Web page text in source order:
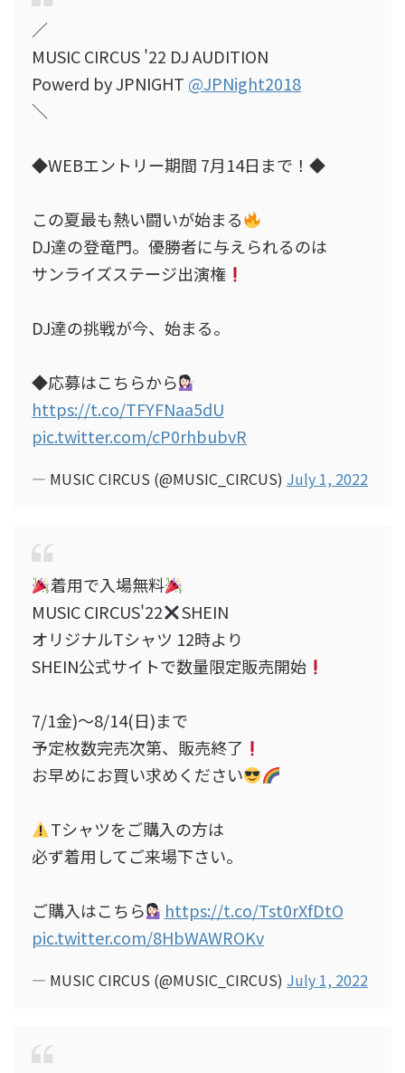
／
MUSIC CIRCUS '22 DJ AUDITION
Powerd by JPNIGHT @JPNight2018
＼
◆WEBエントリー期間 7月14日まで！◆
この夏最も熱い闘いが始まる
DJ達の登竜門。優勝者に与えられるのは
サンライズステージ出演権
DJ達の挑戦が今、始まる。
◆応募はこちらから
https://t.co/TFYFNaa5dU
pic.twitter.com/cP0rhbubvR
— MUSIC CIRCUS (@MUSIC_CIRCUS) July 1, 2022
着用で入場無料
MUSIC CIRCUS'22
SHEIN
オリジナルTシャツ 12時より
SHEIN公式サイトで数量限定販売開始
7/1金)〜8/14(日)まで
予定枚数完売次第、販売終了
お早めにお買い求めください
Tシャツをご購入の方は
必ず着用してご来場下さい。
ご購入はこちら
https://t.co/Tst0rXfDtO
pic.twitter.com/8HbWAWROKv
— MUSIC CIRCUS (@MUSIC_CIRCUS) July 1, 2022